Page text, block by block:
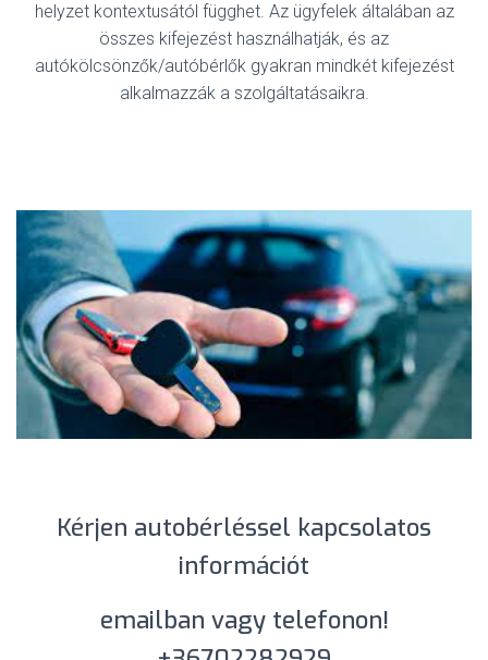
helyzet kontextusától függhet. Az ügyfelek általában az
összes kifejezést használhatják, és az
autókölcsönzők/autóbérlők gyakran mindkét kifejezést
alkalmazzák a szolgáltatásaikra.
Kérjen autobérléssel kapcsolatos
információt
emailban vagy telefonon!